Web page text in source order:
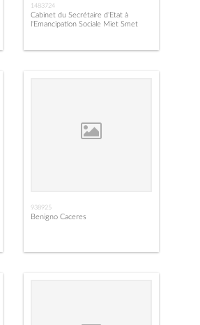
1483724
Cabinet du Secrétaire d'Etat à
l'Emancipation Sociale Miet Smet
938925
Benigno Caceres